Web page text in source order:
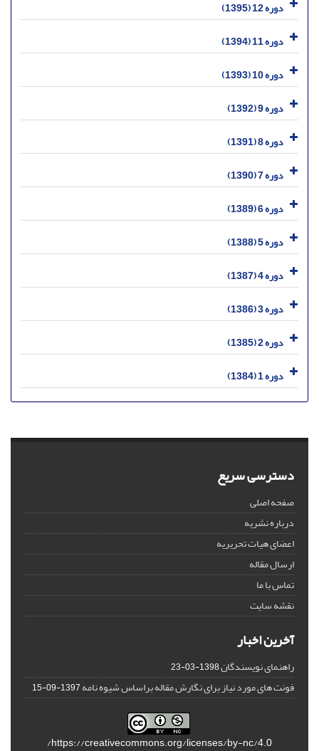
دوره 12 (1395)
دوره 11 (1394)
دوره 10 (1393)
دوره 9 (1392)
دوره 8 (1391)
دوره 7 (1390)
دوره 6 (1389)
دوره 5 (1388)
دوره 4 (1387)
دوره 3 (1386)
دوره 2 (1385)
دوره 1 (1384)
دسترسی سریع
صفحه اصلی
درباره نشریه
اعضای هیات تحریریه
ارسال مقاله
تماس با ما
نقشه سایت
آخرین اخبار
راهنمای نویسندگان1398-03-23
فونت های مورد نیاز برای نگارش مقاله براساس شیوه نامه1397-09-15
https://creativecommons.org/licenses/by-nc/4.0/